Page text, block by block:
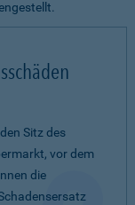
Sitz des
vor dem
die